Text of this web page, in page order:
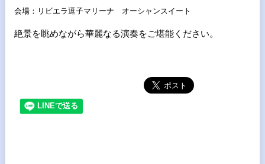
会場：リビエラ逗子マリーナ オーシャンスイート
絶景を眺めながら華麗なる演奏をご堪能ください。